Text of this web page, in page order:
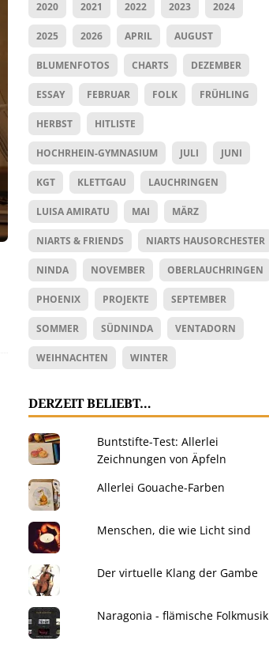
2020 2021 2022 2023 2024
2025 2026 APRIL AUGUST
BLUMENFOTOS CHARTS DEZEMBER
ESSAY FEBRUAR FOLK FRÜHLING
HERBST HITLISTE
HOCHRHEIN-GYMNASIUM JULI JUNI
KGT KLETTGAU LAUCHRINGEN
LUISA AMIRATU MAI MÄRZ
NIARTS & FRIENDS NIARTS HAUSORCHESTER
NINDA NOVEMBER OBERLAUCHRINGEN
PHOENIX PROJEKTE SEPTEMBER
SOMMER SÜDNINDA VENTADORN
WEIHNACHTEN WINTER
DERZEIT BELIEBT…
Buntstifte-Test: Allerlei
Zeichnungen von Äpfeln
Allerlei Gouache-Farben
Menschen, die wie Licht sind
Der virtuelle Klang der Gambe
Naragonia - flämische Folkmusik